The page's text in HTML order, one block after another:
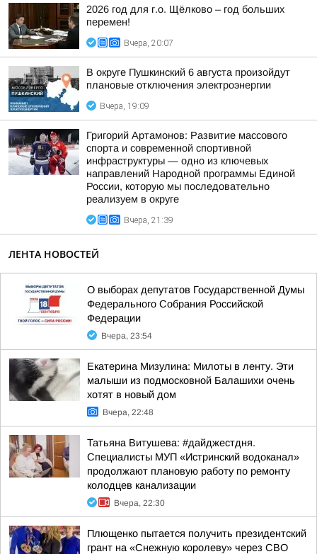
2026 год для г.о. Щёлково – год больших
перемен!
Вчера, 20:07
В округе Пушкинский 6 августа произойдут
плановые отключения электроэнергии
Вчера, 19:09
Григорий Артамонов: Развитие массового
спорта и современной спортивной
инфраструктуры — одно из ключевых
направлений Народной программы Единой
России, которую мы последовательно
реализуем в округе
Вчера, 21:39
ЛЕНТА НОВОСТЕЙ
О выборах депутатов Государственной Думы
Федерального Собрания Российской
Федерации
Вчера, 23:54
Екатерина Мизулина: Милоты в ленту. Эти
малыши из подмосковной Балашихи очень
хотят в новый дом
Вчера, 22:48
Татьяна Витушева: #дайджестдня.
Специалисты МУП «Истринский водоканал»
продолжают плановую работу по ремонту
колодцев канализации
Вчера, 22:30
Плющенко пытается получить президентский
грант на «Снежную королеву» через СВО